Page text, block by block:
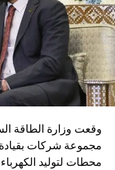
وقعت وزارة الطاقة
محطات لتوليد